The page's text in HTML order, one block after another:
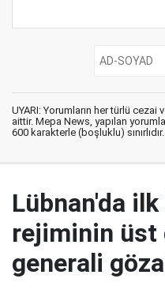
UYARI: Yorumların her türlü
aittir. Mepa News, yapılan
600 karakterle (boşluklu) sınırlıdır.
Lübnan'da ilk
rejiminin üst
generali